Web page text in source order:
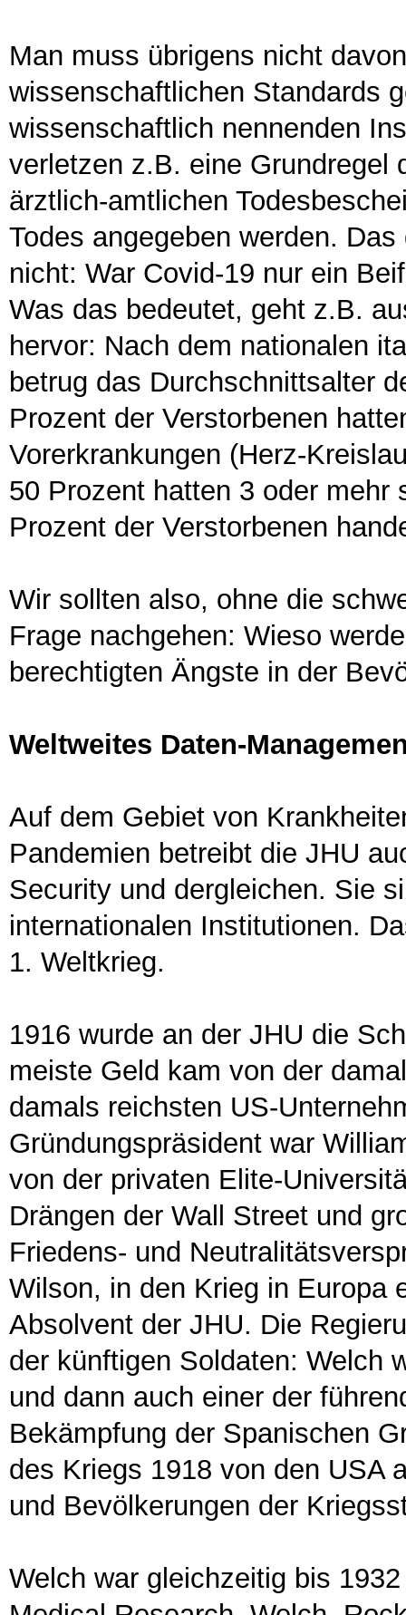
Man muss übrigens nicht
wissenschaftlichen Standards
wissenschaftlich nennenden
verletzen z.B. eine Grundregel
ärztlich-amtlichen
Todes angegeben werden.
nicht: War Covid-19 nur ein
Was das bedeutet, geht z.B.
hervor: Nach dem nationalen
betrug das Durchschnittsalter
Prozent der Verstorbenen
Vorerkrankungen (Herz-
50 Prozent hatten 3 oder mehr
Prozent der Verstorbenen
Wir sollten also, ohne die
Frage nachgehen: Wieso
berechtigten Ängste in der
Weltweites Daten-
Auf dem Gebiet von
Pandemien betreibt die JHU
Security und dergleichen. Sie
internationalen Institutionen.
1. Weltkrieg.
1916 wurde an der JHU die
meiste Geld kam von der
damals reichsten US-
Gründungspräsident war
von der privaten Elite-
Drängen der Wall Street und
Friedens- und
Wilson, in den Krieg in Europa
Absolvent der JHU. Die
der künftigen Soldaten: Welch
und dann auch einer der
Bekämpfung der Spanischen
des Kriegs 1918 von den USA
und Bevölkerungen der
Welch war gleichzeitig bis